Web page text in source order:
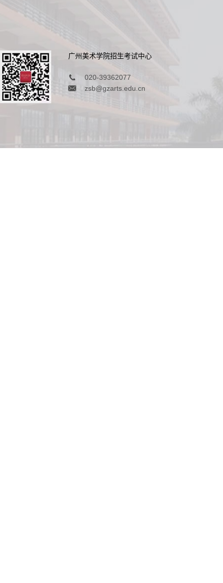
广州美术学院招生考试中心
020-39362077
zsb@gzarts.edu.cn